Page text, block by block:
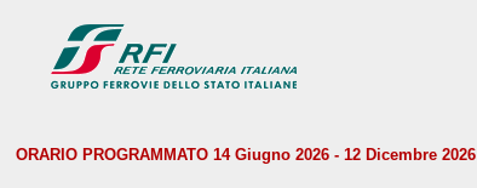
ORARIO PROGRAMMATO 14 Giugno 2026 - 12 Dicembre 2026